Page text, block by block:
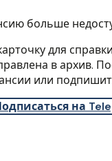
больше
для
в архив.
или
на